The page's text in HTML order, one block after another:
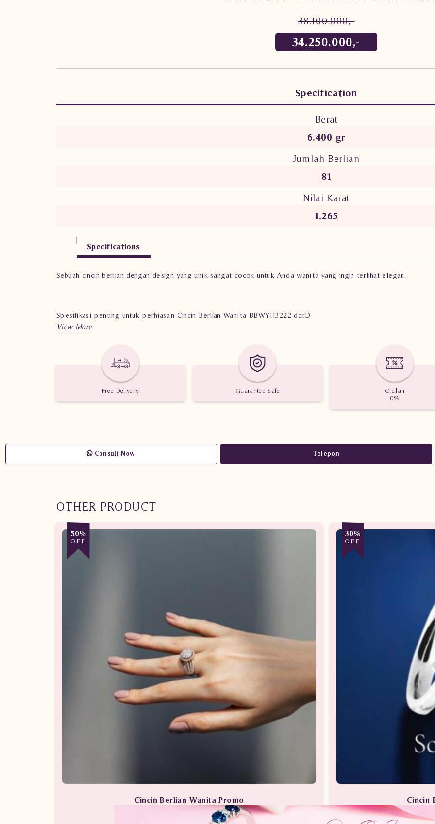
38.100.000,-
34.250.000,-
Specification
Berat
6.400 gr
Jumlah Berlian
81
Nilai Karat
1.265
Specifications
Sebuah cincin berlian dengan design yang unik sangat cocok untuk Anda wanita yang ingin terlihat elegan.
Spesifikasi penting untuk perhiasan Cincin Berlian Wanita BBW.Y113222 ddtD
Nilai karat: 1.265 karat
Free Delivery Guarantee Safe
Cicilan
0%
Consult Now Telepon
OTHER PRODUCT
50%
OFF
Cincin Berlian Wanita Promo
Perhiasan Berlian / Cincin Berlian
30%
OFF
Cincin